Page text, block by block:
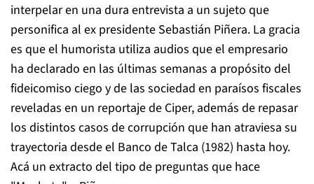
interpelar en una dura entrevista a un sujeto que
personifica al ex presidente Sebastián Piñera. La gracia
es que el humorista utiliza audios que el empresario
ha declarado en las últimas semanas a propósito del
fideicomiso ciego y de las sociedad en paraísos fiscales
reveladas en un reportaje de Ciper, además de repasar
los distintos casos de corrupción que han atraviesa su
trayectoria desde el Banco de Talca (1982) hasta hoy.
Acá un extracto del tipo de preguntas que hace